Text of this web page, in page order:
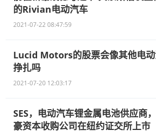
的Rivian电动汽车
2021-07-22 08:47:59
Lucid Motors的股票会像其他电动
挣扎吗
2021-07-20 12:03:17
SES，电动汽车锂金属电池供应商
豪资本收购公司在纽约证交所上市